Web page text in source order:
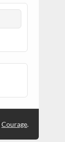
Courage.